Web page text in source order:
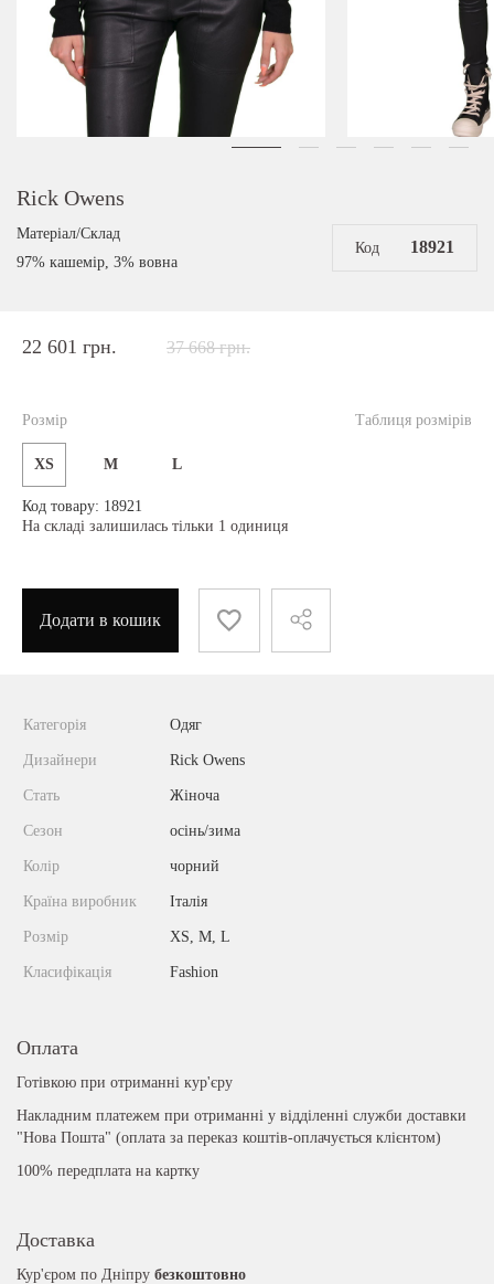
Rick Owens
Матеріал/Склад
97% кашемір, 3% вовна
Код 18921
22 601 грн. 37 668 грн.
Таблиця розмірів
Розмір
XS M L
Код товару: 18921
На складі залишилась тільки 1 одиниця
Додати в кошик
Категорія Одяг
Дизайнери Rick Owens
Стать Жіноча
Сезон осінь/зима
Колір чорний
Країна виробник Італія
Розмір XS, M, L
Класифікація Fashion
Оплата
Готівкою при отриманні кур'єру
Накладним платежем при отриманні у відділенні служби доставки
"Нова Пошта" (оплата за переказ коштів-оплачується клієнтом)
100% передплата на картку
Доставка
Кур'єром по Дніпру безкоштовно